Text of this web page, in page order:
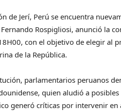
de Jerí, Perú se encuentra
Rospigliosi, anunció la
con el objetivo de elegir al
de la República.
parlamentarios peruanos
quien aludió a
generó críticas por intervenir